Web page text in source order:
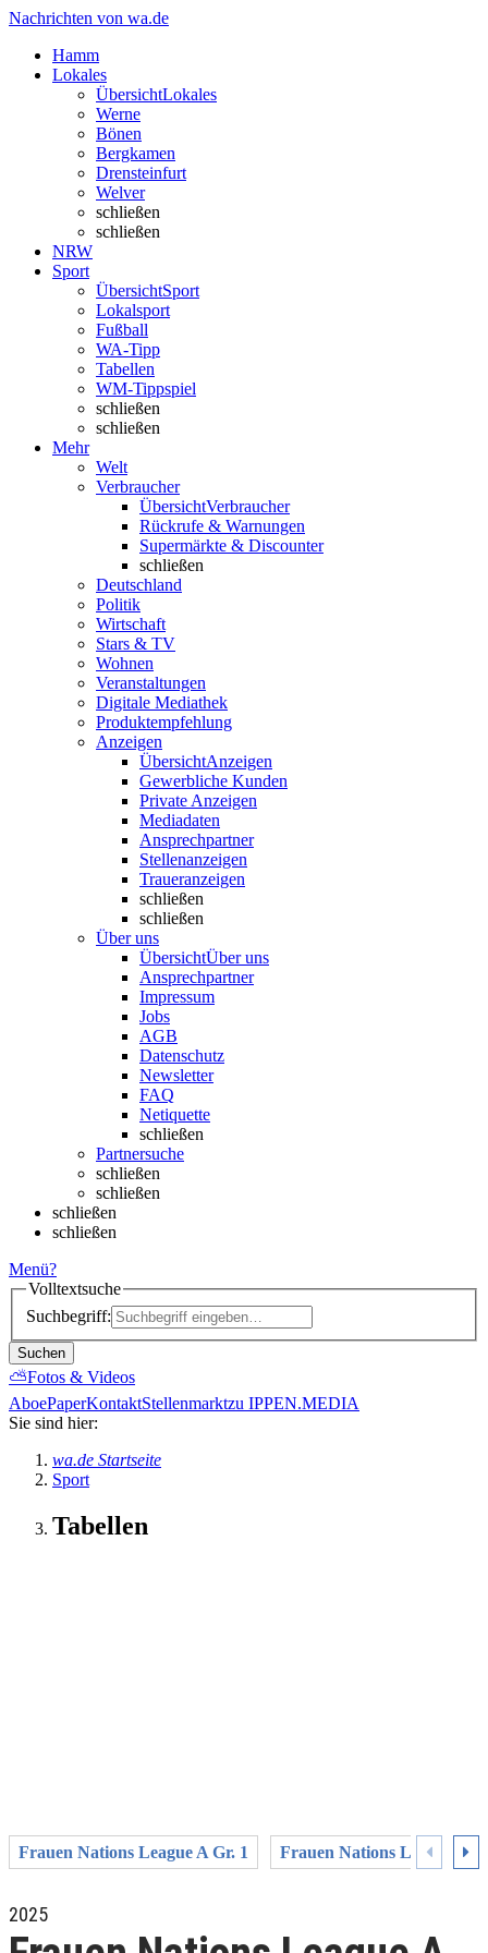
Nachrichten von wa.de
Hamm
Lokales
ÜbersichtLokales
Werne
Bönen
Bergkamen
Drensteinfurt
Welver
schließen
schließen
NRW
Sport
ÜbersichtSport
Lokalsport
Fußball
WA-Tipp
Tabellen
WM-Tippspiel
schließen
schließen
Mehr
Welt
Verbraucher
ÜbersichtVerbraucher
Rückrufe & Warnungen
Supermärkte & Discounter
schließen
Deutschland
Politik
Wirtschaft
Stars & TV
Wohnen
Veranstaltungen
Digitale Mediathek
Produktempfehlung
Anzeigen
ÜbersichtAnzeigen
Gewerbliche Kunden
Private Anzeigen
Mediadaten
Ansprechpartner
Stellenanzeigen
Traueranzeigen
schließen
schließen
Über uns
ÜbersichtÜber uns
Ansprechpartner
Impressum
Jobs
AGB
Datenschutz
Newsletter
FAQ
Netiquette
schließen
Partnersuche
schließen
schließen
schließen
schließen
Menü?
Volltextsuche
Suchbegriff:
Suchen
⛅Fotos & Videos
AboePaperKontaktStellenmarktzu IPPEN.MEDIA
Sie sind hier:
wa.de Startseite
Sport
Tabellen
Frauen Nations League A Gr. 1 Frauen Nations League A
2025